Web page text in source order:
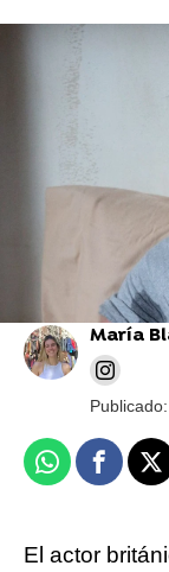
"¿Qué
ha
después
María
Publicado:
Whatsapp X
El actor